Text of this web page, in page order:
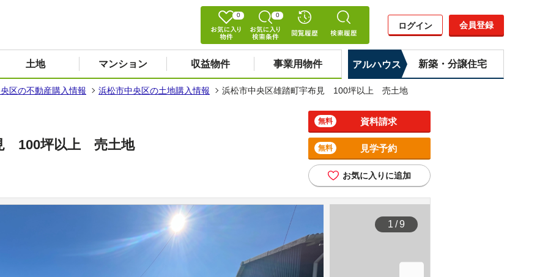
0 0
ログイン 会員登録
土地 マンション 収益物件 事業用物件 アルハウス 新築・分譲住宅
区の不動産購入情報 浜松市中央区の土地購入情報 浜松市中央区雄踏町宇布見 100坪以上 売土地
100坪以上 売土地
資料請求
無料
見学予約
無料
お気に入りに追加
1 /9